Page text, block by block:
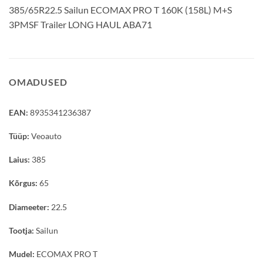
385/65R22.5 Sailun ECOMAX PRO T 160K (158L) M+S
3PMSF Trailer LONG HAUL ABA71
OMADUSED
EAN: 8935341236387
Tüüp: Veoauto
Laius: 385
Kõrgus: 65
Diameeter: 22.5
Tootja: Sailun
Mudel: ECOMAX PRO T